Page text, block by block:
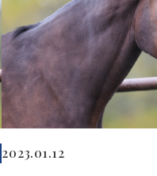
2023.01.12